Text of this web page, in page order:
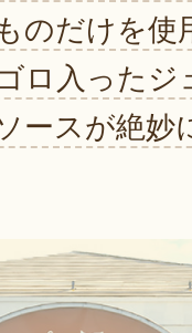
のだけを使
ロ入ったジ
ースが絶妙